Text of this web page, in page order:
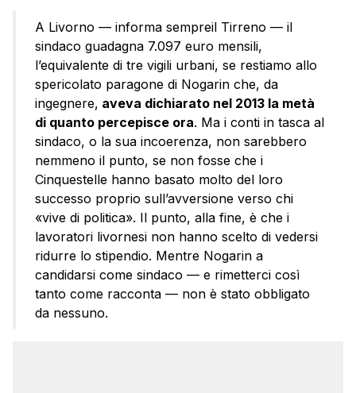
A Livorno — informa sempreil Tirreno — il
sindaco guadagna 7.097 euro mensili,
l’equivalente di tre vigili urbani, se restiamo allo
spericolato paragone di Nogarin che, da
ingegnere, aveva dichiarato nel 2013 la metà
di quanto percepisce ora. Ma i conti in tasca al
sindaco, o la sua incoerenza, non sarebbero
nemmeno il punto, se non fosse che i
Cinquestelle hanno basato molto del loro
successo proprio sull’avversione verso chi
«vive di politica». Il punto, alla fine, è che i
lavoratori livornesi non hanno scelto di vedersi
ridurre lo stipendio. Mentre Nogarin a
candidarsi come sindaco — e rimetterci così
tanto come racconta — non è stato obbligato
da nessuno.